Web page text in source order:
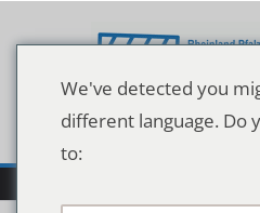
Inhalt
We've detected you
different language. Do
to: